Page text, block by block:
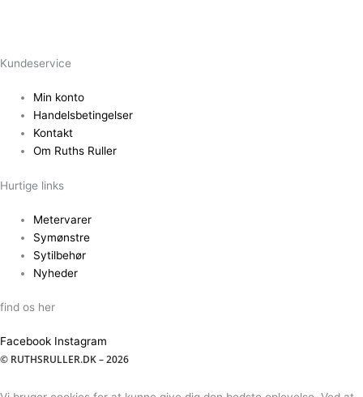
Kundeservice
Min konto
Handelsbetingelser
Kontakt
Om Ruths Ruller
Hurtige links
Metervarer
Symønstre
Sytilbehør
Nyheder
find os her
Facebook Instagram
© RUTHSRULLER.DK – 2026